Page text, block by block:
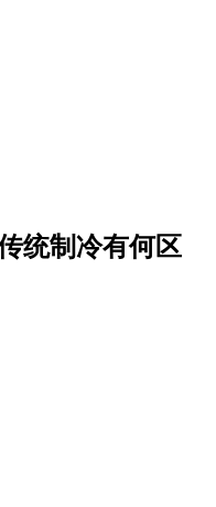
统制冷有何区